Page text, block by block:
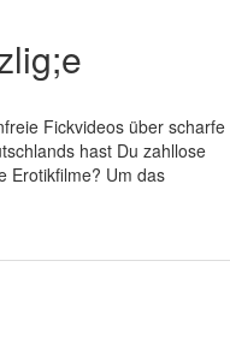
Fickvideos über scharfe
hast Du zahllose
Erotikfilme? Um das